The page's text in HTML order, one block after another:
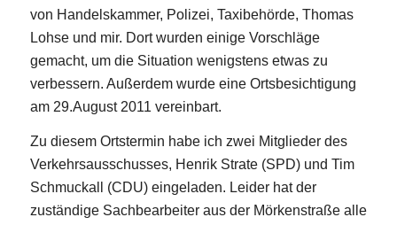
von Handelskammer, Polizei, Taxibehörde, Thomas
Lohse und mir. Dort wurden einige Vorschläge
gemacht, um die Situation wenigstens etwas zu
verbessern. Außerdem wurde eine Ortsbesichtigung
am 29.August 2011 vereinbart.
Zu diesem Ortstermin habe ich zwei Mitglieder des
Verkehrsausschusses, Henrik Strate (SPD) und Tim
Schmuckall (CDU) eingeladen. Leider hat der
zuständige Sachbearbeiter aus der Mörkenstraße alle